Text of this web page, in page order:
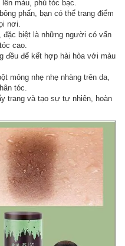
màu, phủ tóc bạc.
phấn, bạn có thể trang điểm
nơi.
biệt là những người có vấn
cao.
đều để kết hợp hài hòa với màu
mỏng nhẹ nhẹ nhàng trên da,
tóc.
trang và tạo sự tự nhiên, hoàn